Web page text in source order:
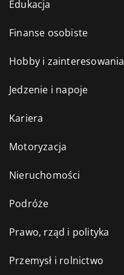
Edukacja
Finanse osobiste
Hobby i zainteresowania
Jedzenie i napoje
Kariera
Motoryzacja
Nieruchomości
Podróże
Prawo, rząd i polityka
Przemysł i rolnictwo